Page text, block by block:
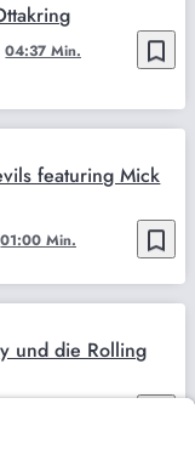
bookmark_border
04:37 Min.
bookmark_border
01:00 Min.
featuring Mick
und die Rolling